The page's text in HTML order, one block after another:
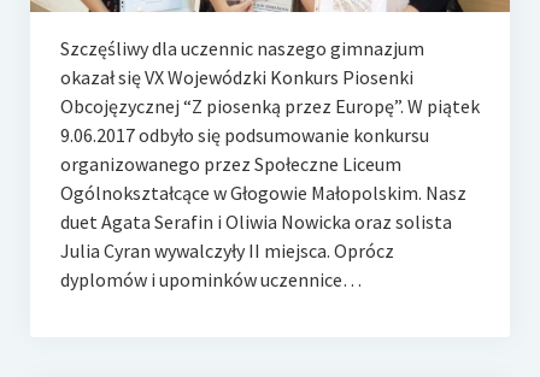
Szczęśliwy dla uczennic naszego gimnazjum
okazał się VX Wojewódzki Konkurs Piosenki
Obcojęzycznej “Z piosenką przez Europę”. W piątek
9.06.2017 odbyło się podsumowanie konkursu
organizowanego przez Społeczne Liceum
Ogólnokształcące w Głogowie Małopolskim. Nasz
duet Agata Serafin i Oliwia Nowicka oraz solista
Julia Cyran wywalczyły II miejsca. Oprócz
dyplomów i upominków uczennice…